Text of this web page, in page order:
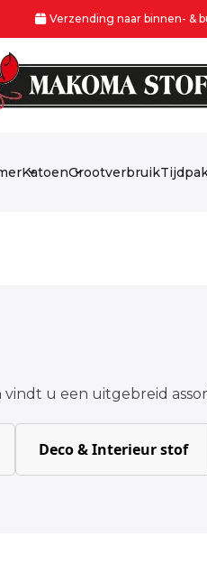
Verzending naar binnen- &
KatoenGrootverbruik
vindt u een uitgebreid
Deco & Interieur stof